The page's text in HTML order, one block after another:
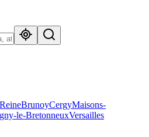
BrunoyCergyMaisons-
le-BretonneuxVersailles